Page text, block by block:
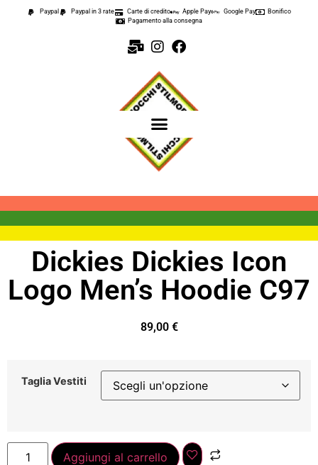
Paypal Paypal in 3 rate Carte di credito Apple Pay Google Pay
Bonifico
Pagamento alla consegna
Dickies Dickies Icon
Logo Men’s Hoodie C97
89,00 €
Taglia Vestiti
Aggiungi al carrello